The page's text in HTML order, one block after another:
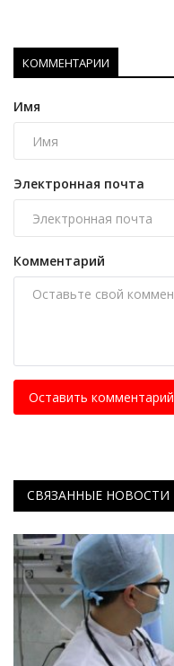
КОММЕНТАРИИ
Имя
Электронная почта
Комментарий
Оставить комментарий
СВЯЗАННЫЕ НОВОСТИ